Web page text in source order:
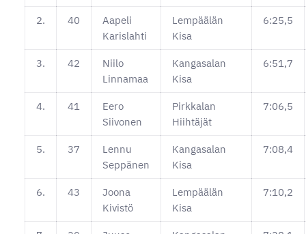
2. 40
Aapeli
Karislahti
Lempäälän
Kisa
6:25,5
3. 42
Niilo
Linnamaa
Kangasalan
Kisa
6:51,7
4. 41
Eero
Siivonen
Pirkkalan
Hiihtäjät
7:06,5
5. 37
Lennu
Seppänen
Kangasalan
Kisa
7:08,4
6. 43
Joona
Kivistö
Lempäälän
Kisa
7:10,2